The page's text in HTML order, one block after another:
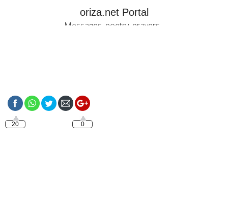
oriza.net Portal
Messages, poetry, prayers...
20 0